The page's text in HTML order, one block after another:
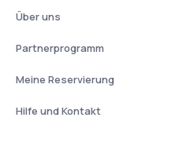
Über uns
Partnerprogramm
Meine Reservierung
Hilfe und Kontakt